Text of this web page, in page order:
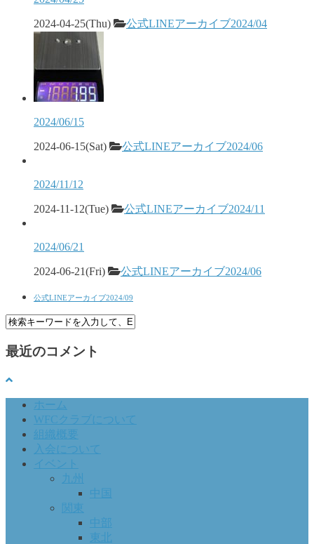
2024-04-25(Thu) 公式LINEアーカイブ2024/04
2024/06/15
2024-06-15(Sat) 公式LINEアーカイブ2024/06
2024/11/12
2024-11-12(Tue) 公式LINEアーカイブ2024/11
2024/06/21
2024-06-21(Fri) 公式LINEアーカイブ2024/06
公式LINEアーカイブ2024/09
最近のコメント
ホーム
WFCクラブについて
組織概要
入会について
イベント
九州
中国
関東
中部
東北